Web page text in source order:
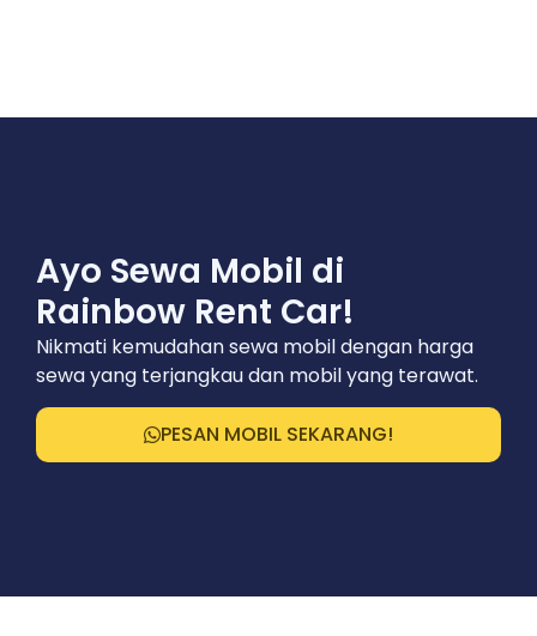
Ayo Sewa Mobil di
Rainbow Rent Car!
Nikmati kemudahan sewa mobil dengan harga
sewa yang terjangkau dan mobil yang terawat.
PESAN MOBIL SEKARANG!